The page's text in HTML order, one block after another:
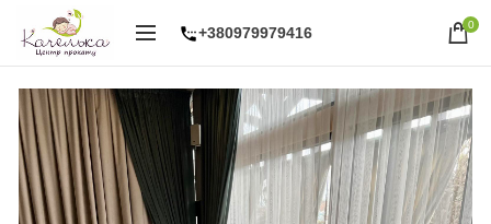
+380979979416 0